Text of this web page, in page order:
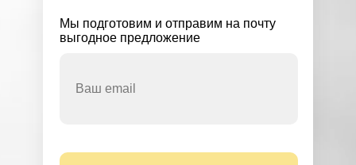
Мы подготовим и отправим на почту
выгодное предложение